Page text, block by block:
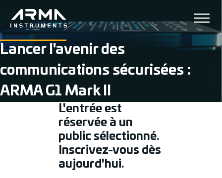
Lancer l'avenir des
communications sécurisées :
ARMA G1 Mark II
L'entrée est
réservée à un
public sélectionné.
Inscrivez-vous dès
aujourd'hui.